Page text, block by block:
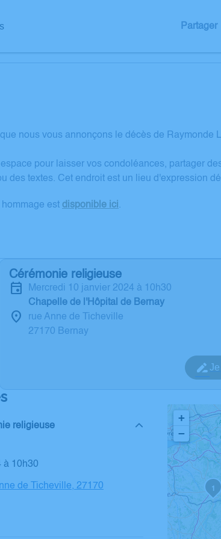
Partager
nous vous annonçons le décès de
pour laisser vos condoléances, partager
des textes. Cet endroit est un lieu d'expression
est disponible ici .
Cérémonie religieuse
mercredi 10 janvier 2024 à 10h30
Chapelle de l'Hôpital de Bernay
rue Anne de Ticheville
27170 Bernay
religieuse
à 10h30
de Ticheville, 27170
1
+
−